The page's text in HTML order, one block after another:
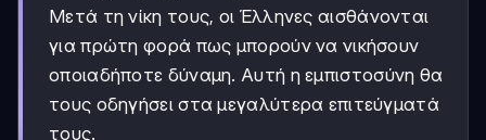
Μετά τη νίκη τους, οι Έλληνες αισθάνονται
για πρώτη φορά πως μπορούν να νικήσουν
οποιαδήποτε δύναμη. Αυτή η εμπιστοσύνη θα
τους οδηγήσει στα μεγαλύτερα επιτεύγματά
τους.